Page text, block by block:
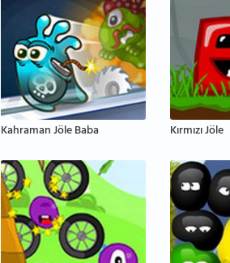
Kahraman Jöle Baba Kırmızı Jöle